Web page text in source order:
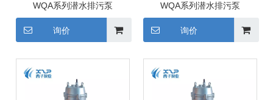
WQA系列潜水排污泵
询价
WQA系列潜水排污泵
询价